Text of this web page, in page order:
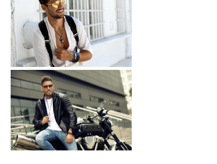
LABRADORYT
LAPIS LAZURI
MASA PERŁOWA
RODOCHROZYT
TURMALIN
RODONIT